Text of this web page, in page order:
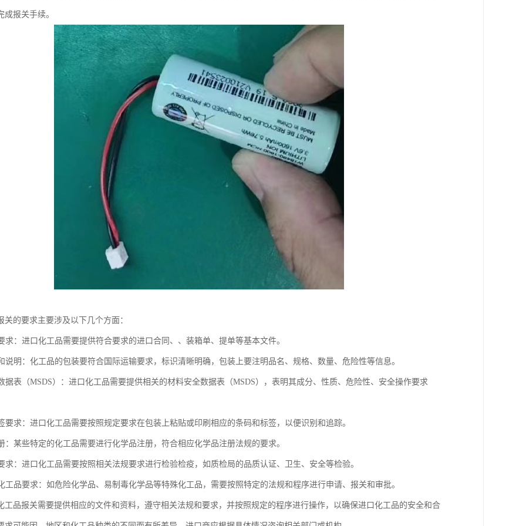
成报关手续。
关的要求主要涉及以下几个方面：
求：进口化工品需要提供符合要求的进口合同、、装箱单、提单等基本文件。
说明：化工品的包装要符合国际运输要求，标识清晰明确，包装上要注明品名、规格、数量、危险性等信息。
据表（MSDS）：进口化工品需要提供相关的材料安全数据表（MSDS），表明其成分、性质、危险性、安全操作要求
要求：进口化工品需要按照规定要求在包装上粘贴或印刷相应的条码和标签，以便识别和追踪。
：某些特定的化工品需要进行化学品注册，符合相应化学品注册法规的要求。
求：进口化工品需要按照相关法规要求进行检验检疫，如质检局的品质认证、卫生、安全等检验。
工品要求：如危险化学品、易制毒化学品等特殊化工品，需要按照特定的法规和程序进行申请、报关和审批。
工品报关需要提供相应的文件和资料，遵守相关法规和要求，并按照规定的程序进行操作，以确保进口化工品的安全和合